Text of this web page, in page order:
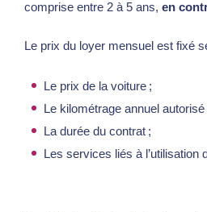
comprise entre 2 à 5 ans, en
Le prix du loyer mensuel est fixé
Le prix de la voiture ;
Le kilométrage annuel autorisé
La durée du contrat ;
Les services liés à